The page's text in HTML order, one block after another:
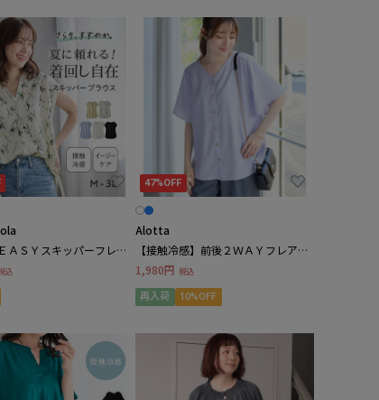
ＡＳＹスキッパーフレン
ブラウス
込
47%OFF
Alotta
【接触冷感】前後２ＷＡＹフレアー
袖ブラウス
1,980円 税込
再入荷 10%OFF